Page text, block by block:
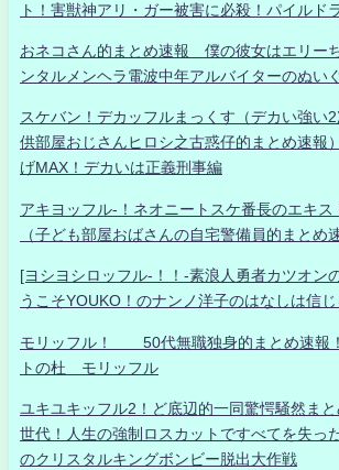
ト！害獣神アリ・ガー被害に必殺！パイルド
おネコさん的まとめ速報 僕の彼女はエリー
ンタルメンヘラ電波中年アルバイターのぬい
スケバン！デカッフルまっくす（デカい強い
供部屋おじさんヒロシ之古惑仔的まとめ速報
げMAX！デカいは正義刑事編
アキヨッフル-！ネオニートスケ番長のエキス
（子ども部屋おばさんの自宅警備員的まとめ
[ヨシヨシロッフル-！！-素浪人勇者カツオン
うこそYOUKO！のナンノ洋子のはなしは信
モリッフル！ 50代無職独身的まとめ速報
トの杜 モリッフル
ユキユキッフル2！ど底辺的一同驚愕騒然ま
世代！人生の強制ロスカットですべてを失っ
のクリスタルキングボンビー脱出大作戦